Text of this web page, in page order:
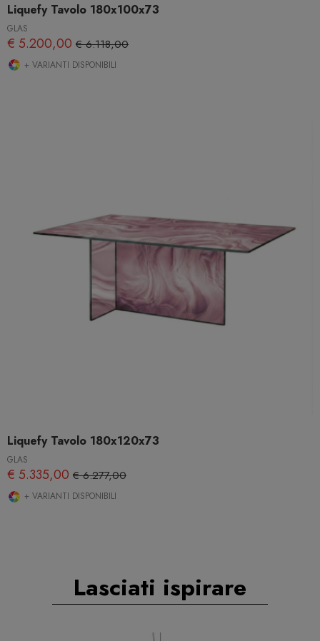
Liquefy Tavolo 180x100x73
GLAS
€ 5.200,00 € 6.118,00
+ VARIANTI DISPONIBILI
Liquefy Tavolo 180x120x73
GLAS
€ 5.335,00 € 6.277,00
+ VARIANTI DISPONIBILI
Lasciati ispirare